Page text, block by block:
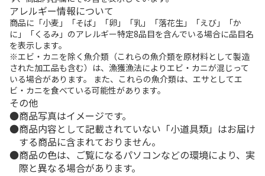
アレルギー情報について
商品に「小麦」「そば」「卵」「乳」「落花生」「えび」「か
に」「くるみ」のアレルギー特定8品目を含んでいる場合に品目名
を表示します。
※エビ・カニを除く魚介類（これらの魚介類を原材料として製造
された加工品も含む）は、漁獲漁法によりエビ・カニが混じって
いる場合があります。 また、これらの魚介類は、エサとしてエ
ビ・カニを食べている可能性があります。
その他
商品写真はイメージです。
商品内容として記載されていない「小道具類」はお届け
する商品に含まれておりません。
商品の色は、ご覧になるパソコンなどの環境により、実
際と異なる場合があります。